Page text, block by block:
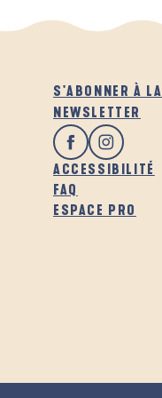
S'ABONNER À LA
NEWSLETTER
ACCESSIBILITÉ
FAQ
ESPACE PRO